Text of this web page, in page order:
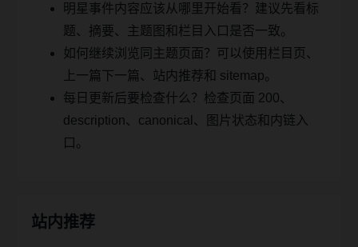
明星事件内容应该从哪里开始看？建议先看标
题、摘要、主题图和栏目入口是否一致。
如何继续浏览同主题页面？可以使用栏目页、
上一篇下一篇、站内推荐和 sitemap。
每日更新后要检查什么？检查页面 200、
description、canonical、图片状态和内链入
口。
站内推荐